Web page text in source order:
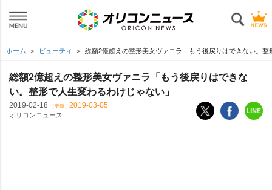
ホーム ビューティ 総額2億超えの整形美女ヴァニラ「もう後戻りはできない。
総額2億超えの整形美女ヴァニラ「もう後戻りはできな
い。整形で人生変わるわけじゃない」
2019-02-18 （更新） 2019-03-05
オリコンニュース